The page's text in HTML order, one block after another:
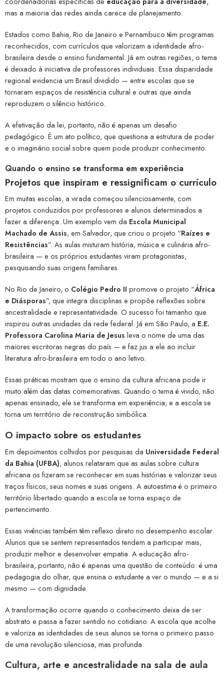
mas a maioria das redes ainda carece de planejamento.
Estados como Bahia, Rio de Janeiro e Pernambuco têm programas
reconhecidos, com currículos que valorizam a identidade afro-
brasileira desde o ensino fundamental. Já em outras regiões, o tema
é deixado à iniciativa de professores individuais. Essa disparidade
regional evidencia um Brasil dividido — entre escolas que se
tornaram espaços de resistência cultural e outras que ainda
reproduzem o silêncio histórico.
A efetivação da lei, portanto, não é apenas um desafio
pedagógico. É um ato político, que questiona a estrutura de poder
e o imaginário social sobre quem pode produzir conhecimento.
Quando o ensino se transforma em experiência
Projetos que inspiram e ressignificam o currículo
Em muitas escolas, a virada começou silenciosamente, com
projetos conduzidos por professores e alunos determinados a
fazer a diferença. Um exemplo vem da Escola Municipal
Machado de Assis, em Salvador, que criou o projeto “Raízes e
Resistências”. As aulas misturam história, música e culinária afro-
brasileira — e os próprios estudantes viram protagonistas,
pesquisando suas origens familiares.
No Rio de Janeiro, o Colégio Pedro II promove o projeto “África
e Diásporas”, que integra disciplinas e propõe reflexões sobre
ancestralidade e representatividade. O sucesso foi tamanho que
inspirou outras unidades da rede federal. Já em São Paulo, a E.E.
Professora Carolina Maria de Jesus leva o nome de uma das
maiores escritoras negras do país — e faz jus a ele ao incluir
literatura afro-brasileira em todo o ano letivo.
Essas práticas mostram que o ensino da cultura africana pode ir
muito além das datas comemorativas. Quando o tema é vivido, não
apenas ensinado, ele se transforma em experiência, e a escola se
torna um território de reconstrução simbólica.
O impacto sobre os estudantes
Em depoimentos colhidos por pesquisas da Universidade Federal
da Bahia (UFBA), alunos relataram que as aulas sobre cultura
africana os fizeram se reconhecer em suas histórias e valorizar seus
traços físicos, seus nomes e suas origens. A autoestima é o primeiro
território libertado quando a escola se torna espaço de
pertencimento.
Essas vivências também têm reflexo direto no desempenho escolar.
Alunos que se sentem representados tendem a participar mais,
produzir melhor e desenvolver empatia. A educação afro-
brasileira, portanto, não é apenas uma questão de conteúdo: é uma
pedagogia do olhar, que ensina o estudante a ver o mundo — e a si
mesmo — com dignidade.
A transformação ocorre quando o conhecimento deixa de ser
abstrato e passa a fazer sentido no cotidiano. A escola que acolhe
e valoriza as identidades de seus alunos se torna o primeiro passo
de uma revolução silenciosa, mas profunda.
Cultura, arte e ancestralidade na sala de aula